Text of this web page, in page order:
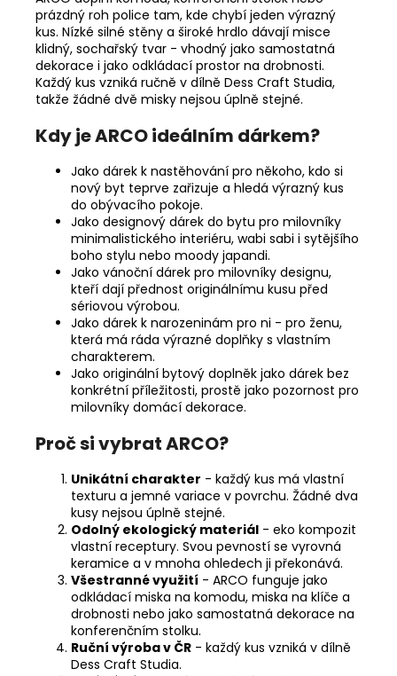
prázdný roh police tam, kde chybí jeden výrazný
kus. Nízké silné stěny a široké hrdlo dávají misce
klidný, sochařský tvar - vhodný jako samostatná
dekorace i jako odkládací prostor na drobnosti.
Každý kus vzniká ručně v dílně Dess Craft Studia,
takže žádné dvě misky nejsou úplně stejné.
Kdy je ARCO ideálním dárkem?
Jako dárek k nastěhování pro někoho, kdo si
nový byt teprve zařizuje a hledá výrazný kus
do obývacího pokoje.
Jako designový dárek do bytu pro milovníky
minimalistického interiéru, wabi sabi i sytějšího
boho stylu nebo moody japandi.
Jako vánoční dárek pro milovníky designu,
kteří dají přednost originálnímu kusu před
sériovou výrobou.
Jako dárek k narozeninám pro ni - pro ženu,
která má ráda výrazné doplňky s vlastním
charakterem.
Jako originální bytový doplněk jako dárek bez
konkrétní příležitosti, prostě jako pozornost pro
milovníky domácí dekorace.
Proč si vybrat ARCO?
Unikátní charakter - každý kus má vlastní
texturu a jemné variace v povrchu. Žádné dva
kusy nejsou úplně stejné.
Odolný ekologický materiál - eko kompozit
vlastní receptury. Svou pevností se vyrovná
keramice a v mnoha ohledech ji překonává.
Všestranné využití - ARCO funguje jako
odkládací miska na komodu, miska na klíče a
drobnosti nebo jako samostatná dekorace na
konferenčním stolku.
Ruční výroba v ČR - každý kus vzniká v dílně
Dess Craft Studia.